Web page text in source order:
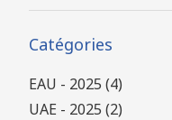
Catégories
EAU - 2025 (4)
UAE - 2025 (2)